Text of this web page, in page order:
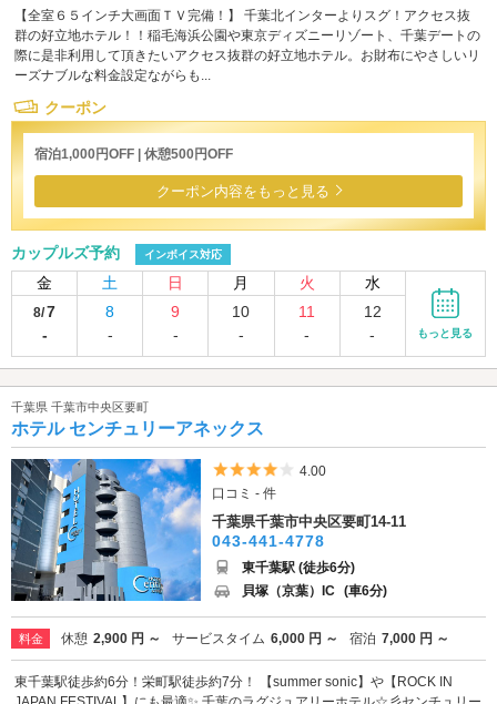
【全室６５インチ大画面ＴＶ完備！】 千葉北インターよりスグ！アクセス抜
群の好立地ホテル！！稲毛海浜公園や東京ディズニーリゾート、千葉デートの
際に是非利用して頂きたいアクセス抜群の好立地ホテル。お財布にやさしいリ
ーズナブルな料金設定ながらも...
クーポン
宿泊1,000円OFF | 休憩500円OFF
クーポン内容をもっと見る
カップルズ予約 インボイス対応
金 土 日 月 火 水
8/7
-
8
-
9
-
10
-
11
-
12
-
もっと見る
千葉県 千葉市中央区要町
ホテル センチュリーアネックス
5つ星のうち4
4.00
口コミ - 件
千葉県千葉市中央区要町14-11
043-441-4778
東千葉駅 (徒歩6分)
貝塚（京葉）IC (車6分)
料金 休憩 2,900 円 ～ サービスタイム 6,000 円 ～ 宿泊 7,000 円 ～
東千葉駅徒歩約6分！栄町駅徒歩約7分！ 【summer sonic】や【ROCK IN